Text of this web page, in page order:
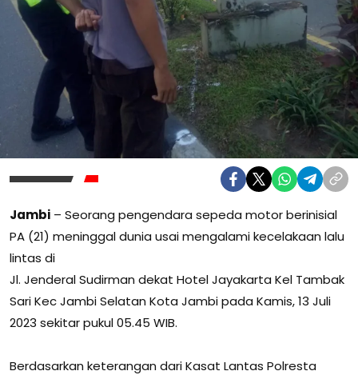
Jambi – Seorang pengendara sepeda motor berinisial
PA (21) meninggal dunia usai mengalami kecelakaan lalu
lintas di
Jl. Jenderal Sudirman dekat Hotel Jayakarta Kel Tambak
Sari Kec Jambi Selatan Kota Jambi pada Kamis, 13 Juli
2023 sekitar pukul 05.45 WIB.
Berdasarkan keterangan dari Kasat Lantas Polresta